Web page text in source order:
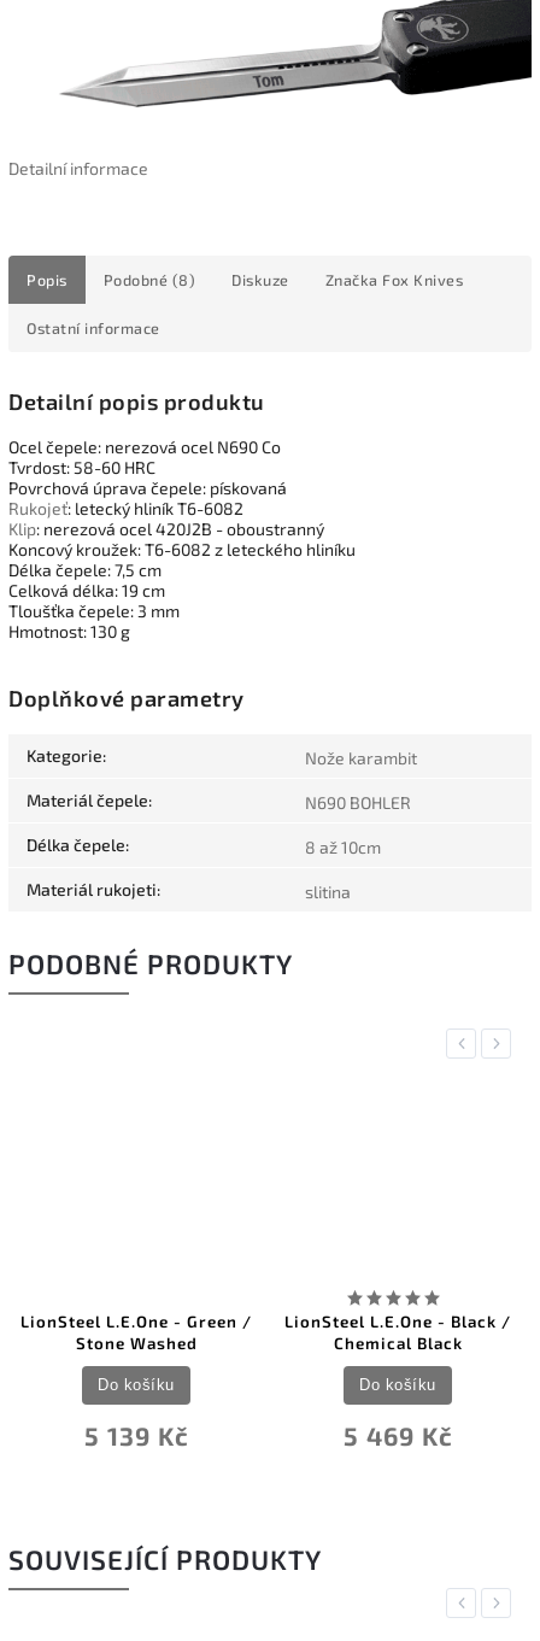
Detailní informace
Popis Podobné (8) Diskuze Značka Fox Knives
Ostatní informace
Detailní popis produktu
Ocel čepele: nerezová ocel N690 Co
Tvrdost: 58-60 HRC
Povrchová úprava čepele: pískovaná
Rukojeť: letecký hliník T6-6082
Klip: nerezová ocel 420J2B - oboustranný
Koncový kroužek: T6-6082 z leteckého hliníku
Délka čepele: 7,5 cm
Celková délka: 19 cm
Tloušťka čepele: 3 mm
Hmotnost: 130 g
Doplňkové parametry
Kategorie: Nože karambit
Materiál čepele: N690 BOHLER
Délka čepele: 8 až 10cm
Materiál rukojeti: slitina
PODOBNÉ PRODUKTY
Previous
LionSteel L.E.One - Green /
Stone Washed
5 139 Kč
Do košíku
LionSteel L.E.One - Black /
Chemical Black
5 469 Kč
Do košíku
Next
SOUVISEJÍCÍ PRODUKTY
Previous
Next